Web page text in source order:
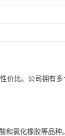
价比。公司拥有多
和氯化橡胶等品种。